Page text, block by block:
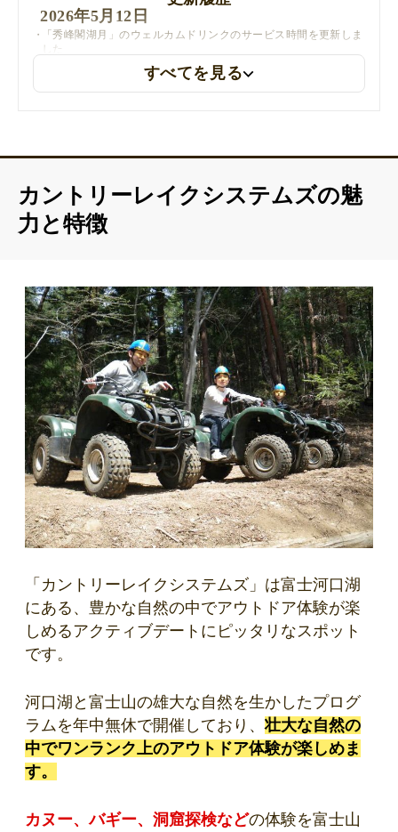
2026年5月12日
「秀峰閣湖月」のウェルカムドリンクのサービス時間を更新しま
した
すべてを見る
カントリーレイクシステムズの魅
力と特徴
「カントリーレイクシステムズ」は富士河口湖
にある、豊かな自然の中でアウトドア体験が楽
しめるアクティブデートにピッタリなスポット
です。
河口湖と富士山の雄大な自然を生かしたプログ
ラムを年中無休で開催しており、壮大な自然の
中でワンランク上のアウトドア体験が楽しめま
す。
カヌー、バギー、洞窟探検などの体験を富士山